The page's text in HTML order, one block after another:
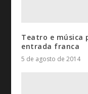
Teatro e música
entrada franca
5 de agosto de 2014